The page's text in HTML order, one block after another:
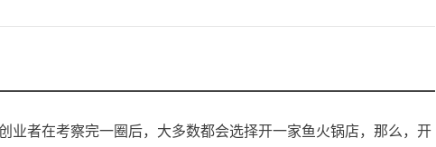
者在考察完一圈后，大多数都会选择开一家鱼火锅店，那么，开